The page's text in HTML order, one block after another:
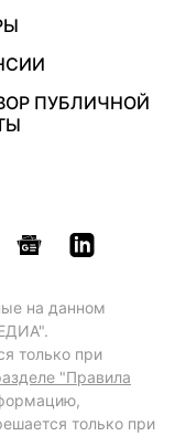
ПУБЛИЧНОЙ
на данном
только при
"Правила
только при